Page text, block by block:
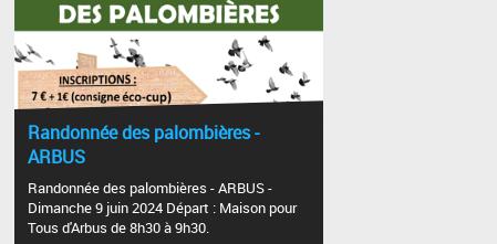
Randonnée des palombières -
ARBUS
Randonnée des palombières - ARBUS -
Dimanche 9 juin 2024 Départ : Maison pour
Tous d'Arbus de 8h30 à 9h30.